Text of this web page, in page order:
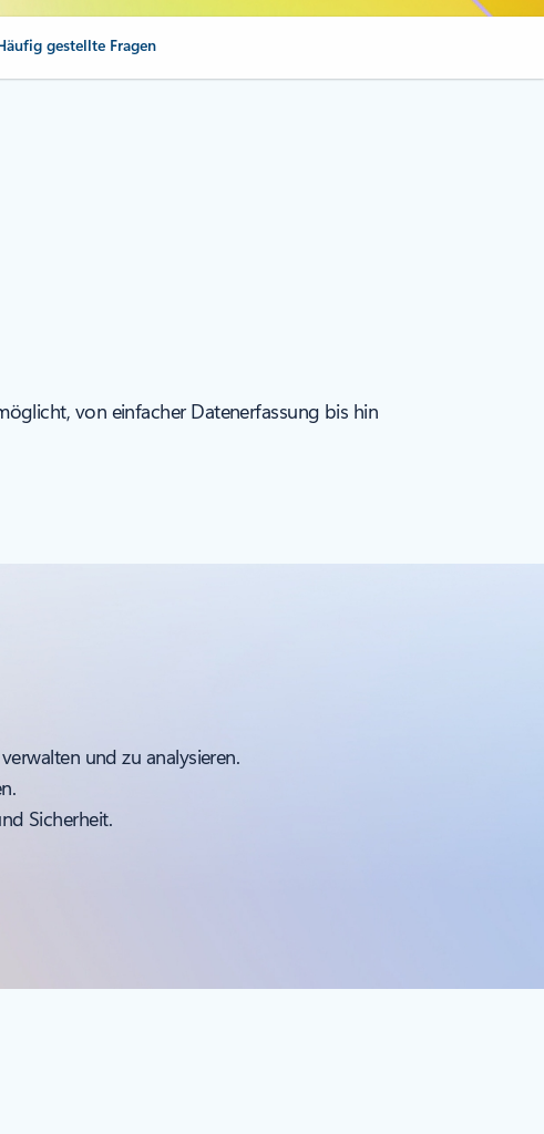
gestellte Fragen
von einfacher Datenerfassung bis hin
und zu analysieren.
Sicherheit.